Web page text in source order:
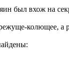
был вхож на
колющее,